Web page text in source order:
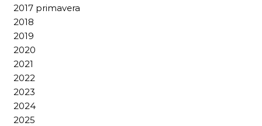
2017 primavera
2018
2019
2020
2021
2022
2023
2024
2025